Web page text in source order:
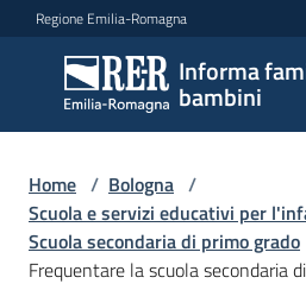
Vai al contenuto
Vai alla navigazione
Vai al footer
Regione Emilia-Romagna
Informa
bambini
Informa
famiglie
e
bambini
Argomenti
Home / Bologna /
Scuola e servizi educativi per
Scuola secondaria di primo grado
Frequentare la scuola secondaria